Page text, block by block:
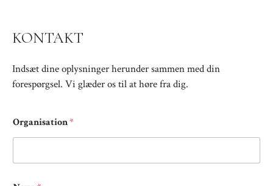
KONTAKT
Indsæt dine oplysninger herunder sammen med din
forespørgsel. Vi glæder os til at høre fra dig.
Organisation*